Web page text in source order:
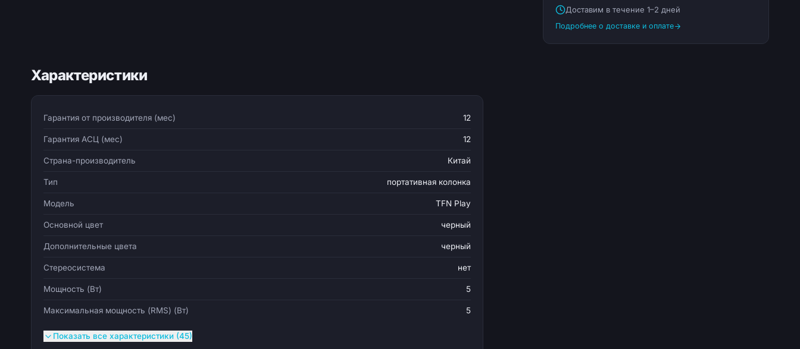
Доставим в течение 1–2 дней
Подробнее о доставке и оплате
Характеристики
Гарантия от производителя (мес) 12
Гарантия АСЦ (мес) 12
Страна-производитель Китай
Тип портативная колонка
Модель TFN Play
Основной цвет черный
Дополнительные цвета черный
Стереосистема нет
Мощность (Вт) 5
Максимальная мощность (RMS) (Вт) 5
Показать все характеристики (45)